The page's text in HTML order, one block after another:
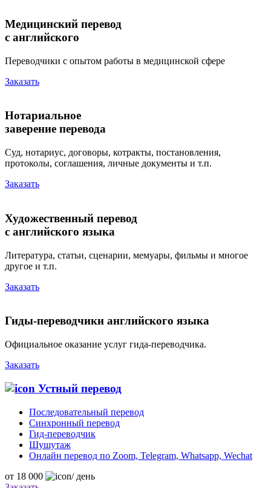
Медицинский перевод
с английского
Переводчики с опытом работы в медицинской сфере
Заказать
Нотариальное
заверение перевода
Суд, нотариус, договоры, котракты, постановления,
протоколы, соглашения, личные документы и т.п.
Заказать
Художественный перевод
с английского языка
Литература, статьи, сценарии, мемуары, фильмы и многое
другое и т.п.
Заказать
Гиды-переводчики английского языка
Официальное оказание услуг гида-переводчика.
Заказать
Устный перевод
Последовательный перевод
Синхронный перевод
Гид-переводчик
Шушутаж
Онлайн перевод по Zoom, Telegram, Whatsapp, Wechat
от 18 000
/ день